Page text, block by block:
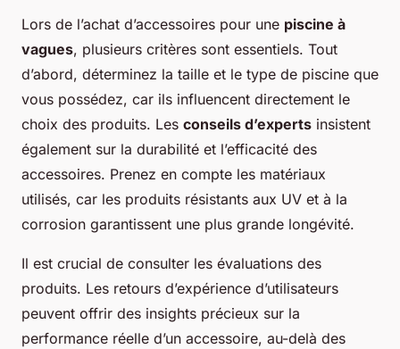
Lors de l’achat d’accessoires pour une piscine à
vagues, plusieurs critères sont essentiels. Tout
d’abord, déterminez la taille et le type de piscine que
vous possédez, car ils influencent directement le
choix des produits. Les conseils d’experts insistent
également sur la durabilité et l’efficacité des
accessoires. Prenez en compte les matériaux
utilisés, car les produits résistants aux UV et à la
corrosion garantissent une plus grande longévité.
Il est crucial de consulter les évaluations des
produits. Les retours d’expérience d’utilisateurs
peuvent offrir des insights précieux sur la
performance réelle d’un accessoire, au-delà des